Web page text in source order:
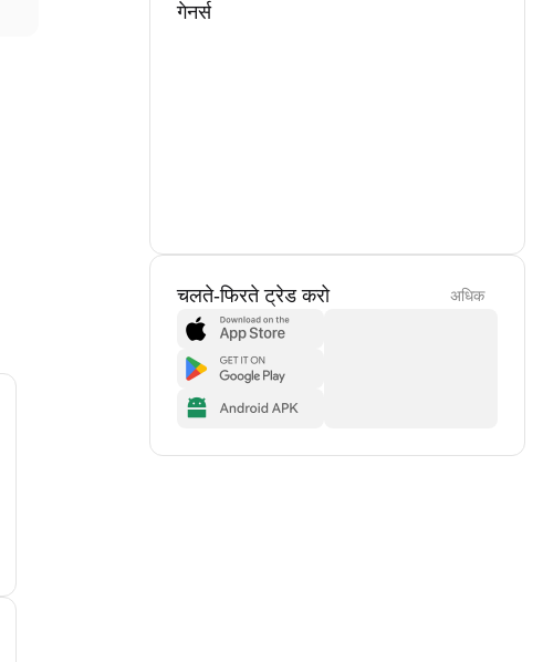
गेनर्स
चलते-फिरते ट्रेड करो अधिक